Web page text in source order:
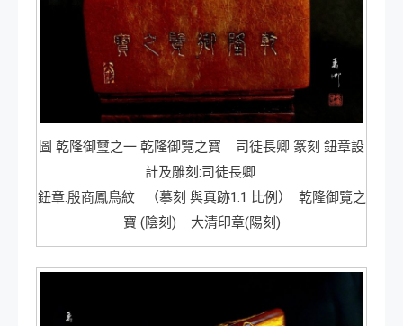
圖 乾隆御璽之一 乾隆御覽之寶 司徒長卿 篆刻 鈕章設
計及雕刻:司徒長卿
鈕章:殷商鳳鳥紋 （摹刻 與真跡1:1 比例） 乾隆御覽之
寶 (陰刻) 大清印章(陽刻)